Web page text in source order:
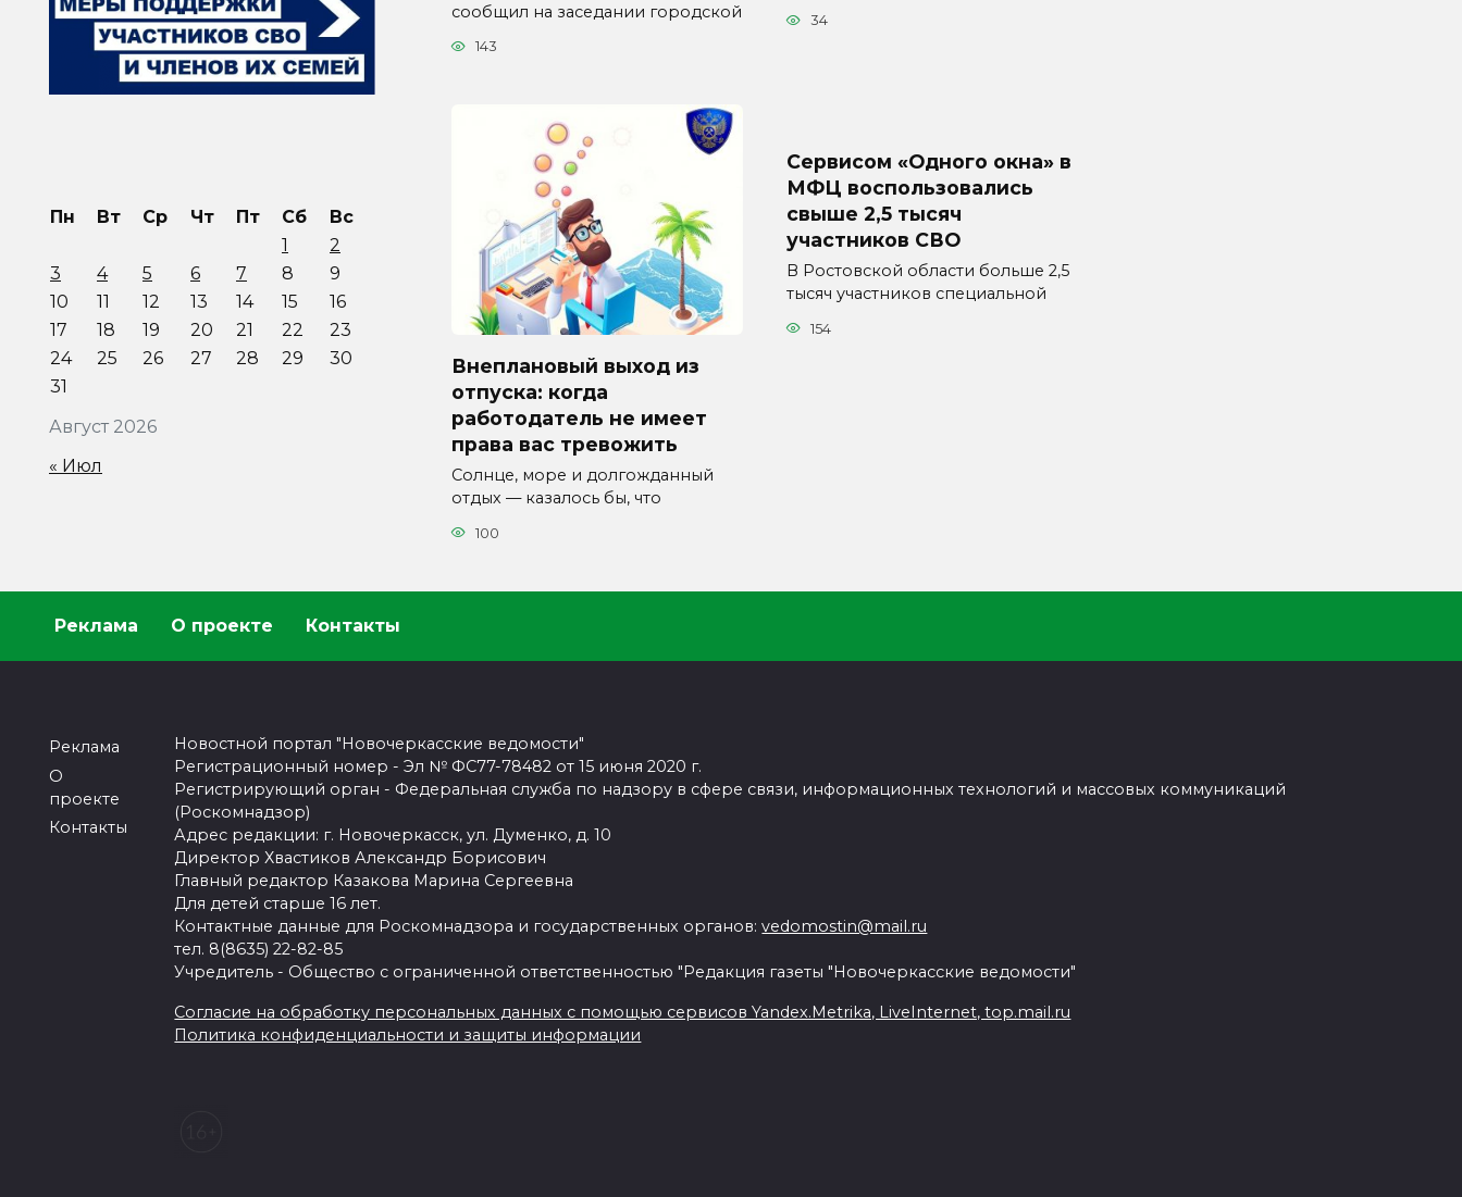
сообщил на заседании городской
143
34
Внеплановый выход из
отпуска: когда
работодатель не имеет
права вас тревожить
Солнце, море и долгожданный
отдых — казалось бы, что
100
Сервисом «Одного окна» в
МФЦ воспользовались
свыше 2,5 тысяч
участников СВО
В Ростовской области больше 2,5
тысяч участников специальной
154
Август 2026
Пн Вт Ср Чт Пт Сб
Вс
1
2
3
4 5 6 7 8
9
10
11 12 13 14 15
16
17
18 19 20 21 22
23
24
25 26 27 28 29
30
31
« Июл
Реклама О проекте Контакты
Реклама
О
проекте
Контакты
Новостной портал "Новочеркасские ведомости"
Регистрационный номер - Эл № ФС77-78482 от 15 июня 2020 г.
Регистрирующий орган - Федеральная служба по надзору в сфере связи, информационных технологий и массовых коммуникаций
(Роскомнадзор)
Адрес редакции: г. Новочеркасск, ул. Думенко, д. 10
Директор Хвастиков Александр Борисович
Главный редактор Казакова Марина Сергеевна
Для детей старше 16 лет.
Контактные данные для Роскомнадзора и государственных органов:vedomostin@mail.ru
тел. 8(8635) 22-82-85
Учредитель - Общество с ограниченной ответственностью "Редакция газеты "Новочеркасские ведомости"
Согласие на обработку персональных данных с помощью сервисов Yandex.Metrika, LiveInternet, top.mail.ru
Политика конфиденциальности и защиты информации